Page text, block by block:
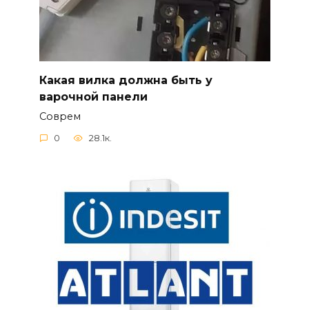
Какая вилка должна быть у
варочной панели
Соврем
0 28.1к.